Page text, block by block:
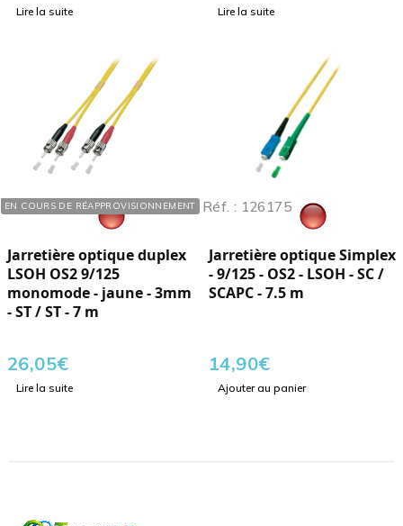
Lire la suite Lire la suite
EN COURS DE RÉAPPROVISIONNEMENT
Réf. : 103737
Jarretière optique duplex
LSOH OS2 9/125
monomode - jaune - 3mm
- ST / ST - 7 m
26,05€
Lire la suite
Réf. : 126175
Jarretière optique Simplex
- 9/125 - OS2 - LSOH - SC /
SCAPC - 7.5 m
14,90€
Ajouter au panier